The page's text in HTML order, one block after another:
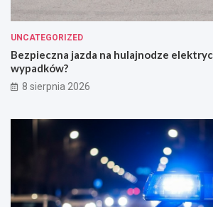
UNCATEGORIZED
Bezpieczna jazda na hulajnodze
wypadków?
8 sierpnia 2026